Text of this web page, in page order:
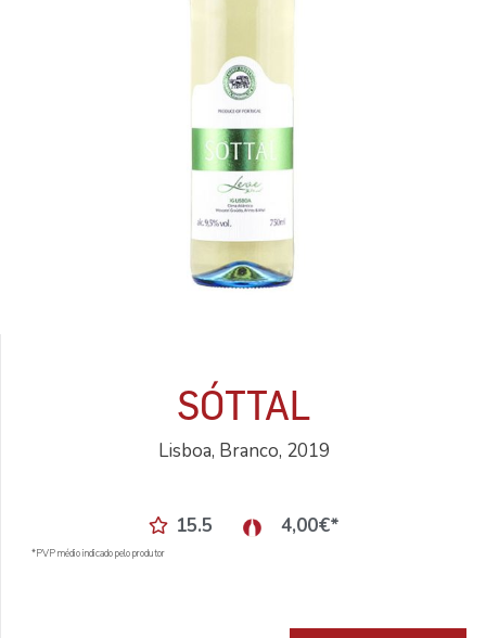
SÓTTAL
Lisboa, Branco, 2019
15.5 4,00€*
*PVP médio indicado pelo produtor